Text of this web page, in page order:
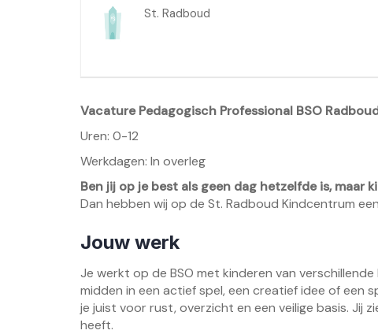
St. Radboud
Vacature Pedagogisch Professional BSO
Uren: 0-12
Werkdagen: In overleg
Ben jij op je best als geen dag hetzelfde is, maar
Dan hebben wij op de St. Radboud Kindcentrum
Jouw werk
Je werkt op de BSO met kinderen van
midden in een actief spel, een creatief idee of een
je juist voor rust, overzicht en een veilige basis. Jij
heeft.